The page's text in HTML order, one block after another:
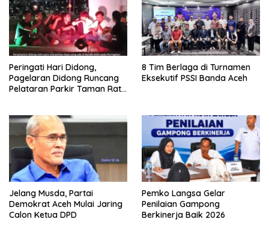
Peringati Hari Didong,
Pagelaran Didong Runcang
Pelataran Parkir Taman Ratu
8 Tim Berlaga di Turnamen
Eksekutif PSSI Banda Aceh
Jelang Musda, Partai
Demokrat Aceh Mulai Jaring
Calon Ketua DPD
Pemko Langsa Gelar
Penilaian Gampong
Berkinerja Baik 2026